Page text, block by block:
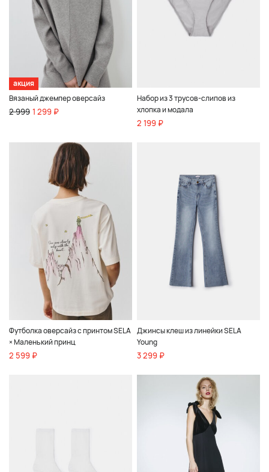
акция
Вязаный джемпер оверсайз
2 999 1 299 ₽
Набор из 3 трусов-слипов из
хлопка и модала
2 199 ₽
Футболка оверсайз с принтом SELA
× Маленький принц
2 599 ₽
Джинсы клеш из линейки SELA
Young
3 299 ₽